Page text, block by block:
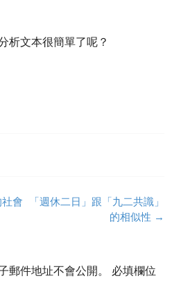
析文本很簡單了呢？
會
「週休二日」跟「九二共識」
的相似性 →
郵件地址不會公開。
必填欄位